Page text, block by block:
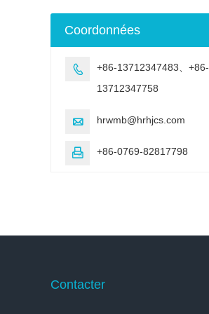
Coordonnées

+86-13712347483、+86-
13712347758
 hrwmb@hrhjcs.com
 +86-0769-82817798
Contacter